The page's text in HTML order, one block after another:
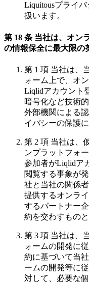
Liquitousプライ
扱います。
第 18 条 当社は、オン
の情報保全に最大限の
第 1 項 当社は、
ォーム上で、オ
Liqlidアカウント
暗号化など技術
外部機関による
イバシーの保護
第 2 項 当社は、
ンプラットフォ
参加者がLiqlidア
閲覧する事象が
社と当社の関係
提供するオンラ
するパートナー
約を交わすものと
第 3 項 当社は、
ォームの開発に
約に基づいて当
ームの開発等に
対して、必要な